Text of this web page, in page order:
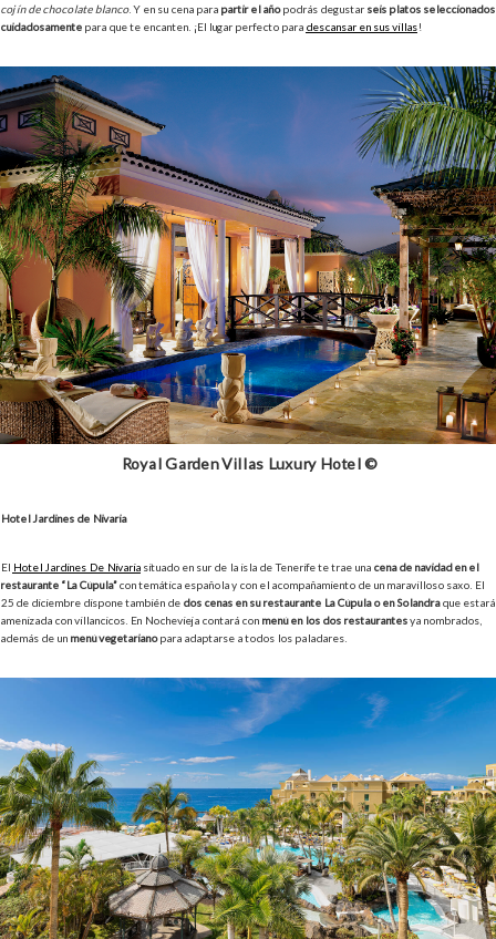
cojín de chocolate blanco. Y en su cena para partir el añopodrás degustar seis platos seleccionados
cuidadosamente para que te encanten. ¡El lugar perfecto para descansar en sus villas!
Royal Garden Villas Luxury Hotel ©
Hotel Jardines de Nivaria
El Hotel Jardines De Nivaria situado en sur de la isla de Tenerife te trae una cena de navidad en el
restaurante “La Cúpula”con temática española y con el acompañamiento de un maravilloso saxo. El
25 de diciembre dispone también de dos cenas en su restaurante La Cúpula o en Solandraque estará
amenizada con villancicos. En Nochevieja contará con menú en los dos restaurantesya nombrados,
además de un menú vegetarianopara adaptarse a todos los paladares.